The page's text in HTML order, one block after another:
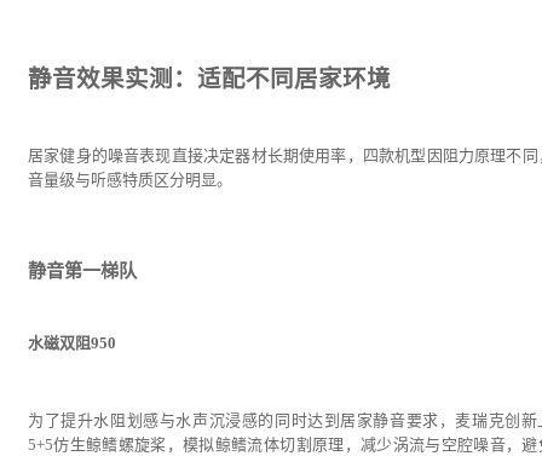
静音效果实测：适配不同居家环境
居家健身的噪音表现直接决定器材长期使用率，四款机型因阻力原理不同
音量级与听感特质区分明显。
静音第一梯队
水磁双阻950
为了提升水阻划感与水声沉浸感的同时达到居家静音要求，麦瑞克创新
5+5仿生鲸鳍螺旋桨，模拟鲸鳍流体切割原理，减少涡流与空腔噪音，避